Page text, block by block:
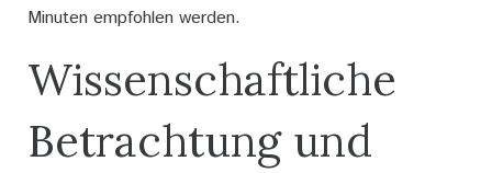
Minuten empfohlen werden.
Wissenschaftliche
Betrachtung und